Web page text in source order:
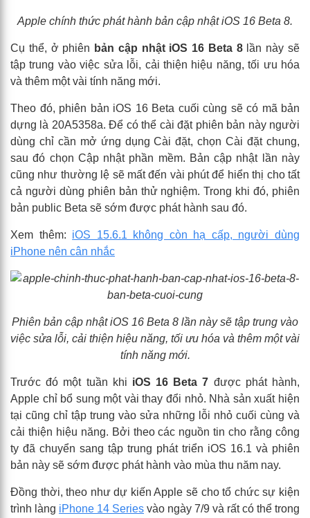
Apple chính thức phát hành bản cập nhật iOS 16 Beta 8.
Cụ thể, ở phiên bản cập nhật iOS 16 Beta 8 lần này sẽ
tập trung vào việc sửa lỗi, cải thiện hiệu năng, tối ưu hóa
và thêm một vài tính năng mới.
Theo đó, phiên bản iOS 16 Beta cuối cùng sẽ có mã bản
dựng là 20A5358a. Để có thể cài đặt phiên bản này người
dùng chỉ cần mở ứng dụng Cài đặt, chọn Cài đặt chung,
sau đó chọn Cập nhật phần mềm. Bản cập nhật lần này
cũng như thường lệ sẽ mất đến vài phút để hiển thị cho tất
cả người dùng phiên bản thử nghiệm. Trong khi đó, phiên
bản public Beta sẽ sớm được phát hành sau đó.
Xem thêm: iOS 15.6.1 không còn hạ cấp, người dùng
iPhone nên cân nhắc
Phiên bản cập nhật iOS 16 Beta 8 lần này sẽ tập trung vào
việc sửa lỗi, cải thiện hiệu năng, tối ưu hóa và thêm một vài
tính năng mới.
Trước đó một tuần khi iOS 16 Beta 7 được phát hành,
Apple chỉ bổ sung một vài thay đổi nhỏ. Nhà sản xuất hiện
tại cũng chỉ tập trung vào sửa những lỗi nhỏ cuối cùng và
cải thiện hiệu năng. Bởi theo các nguồn tin cho rằng công
ty đã chuyển sang tập trung phát triển iOS 16.1 và phiên
bản này sẽ sớm được phát hành vào mùa thu năm nay.
Đồng thời, theo như dự kiến Apple sẽ cho tổ chức sự kiện
trình làng iPhone 14 Series vào ngày 7/9 và rất có thể trong